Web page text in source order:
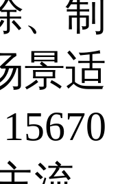
、制
景适